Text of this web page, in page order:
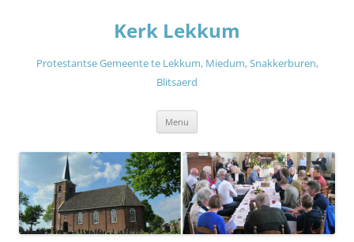
Kerk Lekkum
Protestantse Gemeente te Lekkum, Miedum, Snakkerburen,
Blitsaerd
Menu